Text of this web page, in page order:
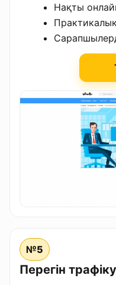
Нақты
№5
Перегін